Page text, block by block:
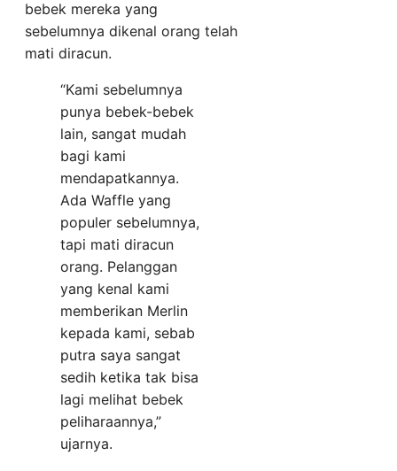
bebek mereka yang
sebelumnya dikenal orang telah
mati diracun.
“Kami sebelumnya
punya bebek-bebek
lain, sangat mudah
bagi kami
mendapatkannya.
Ada Waffle yang
populer sebelumnya,
tapi mati diracun
orang. Pelanggan
yang kenal kami
memberikan Merlin
kepada kami, sebab
putra saya sangat
sedih ketika tak bisa
lagi melihat bebek
peliharaannya,”
ujarnya.